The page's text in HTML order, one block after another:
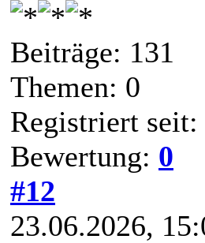
Beiträge: 131
Themen: 0
Registriert
Bewertung: 0
#12
23.06.2026,